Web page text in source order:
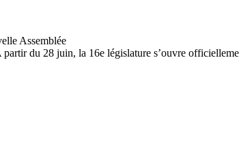
du 28 juin, la 16e législature s’ouvre